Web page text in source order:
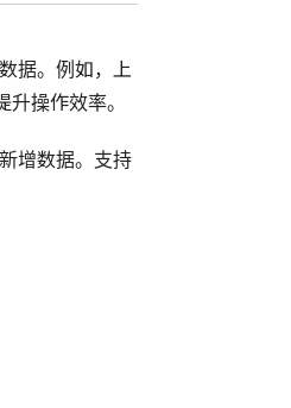
据。例如，上
操作效率。
增数据。支持